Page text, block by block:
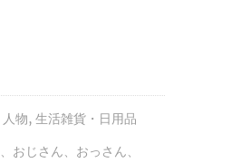
人物, 生活雑貨・日用品
、 おじさん、 おっさん、